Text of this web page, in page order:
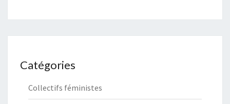
Catégories
Collectifs féministes